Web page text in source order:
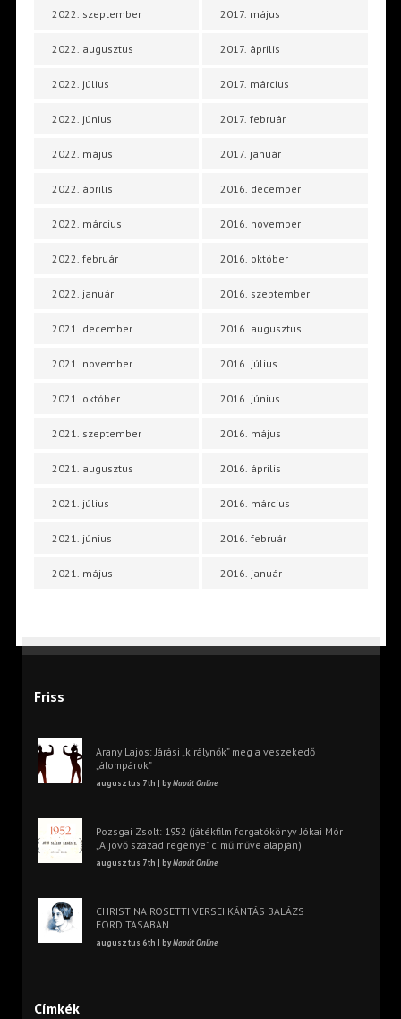
2022. szeptember
2022. augusztus
2022. július
2022. június
2022. május
2022. április
2022. március
2022. február
2022. január
2021. december
2021. november
2021. október
2021. szeptember
2021. augusztus
2021. július
2021. június
2021. május
2017. május
2017. április
2017. március
2017. február
2017. január
2016. december
2016. november
2016. október
2016. szeptember
2016. augusztus
2016. július
2016. június
2016. május
2016. április
2016. március
2016. február
2016. január
Friss
Arany Lajos: Járási „királynők” meg a veszekedő
„álompárok”
augusztus 7th | byNapút Online
Pozsgai Zsolt: 1952 (játékfilm forgatókönyv Jókai Mór
„A jövő század regénye” című műve alapján)
augusztus 7th | byNapút Online
CHRISTINA ROSETTI VERSEI KÁNTÁS BALÁZS
FORDÍTÁSÁBAN
augusztus 6th | byNapút Online
Címkék